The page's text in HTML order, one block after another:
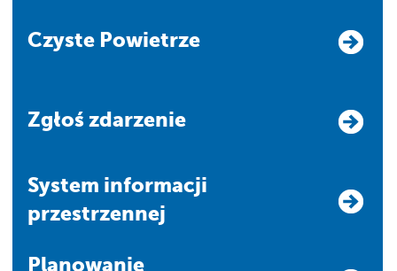
Czyste Powietrze
Zgłoś zdarzenie
system informacji
przestrzennej
Planowanie